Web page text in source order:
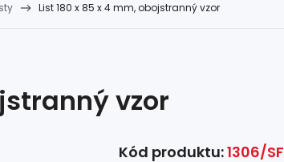
List 180 x 85 x 4 mm, obojstranný vzor
vzor
Kód produktu:1306/SF